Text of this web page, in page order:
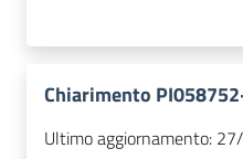
Chiarimento
Ultimo aggiornamento: